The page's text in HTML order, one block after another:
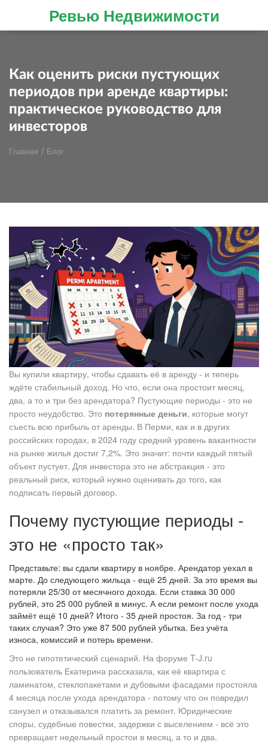
Ревью Недвижимости
Как оценить риски пустующих
периодов при аренде квартиры:
практическое руководство для
инвесторов
Главная / Блог
Вы купили квартиру, чтобы сдавать её в аренду - и теперь
ждёте стабильный доход. Но что, если она простоит месяц,
два, а то и три без арендатора? Пустующие периоды - это не
просто неудобство. Это потерянные деньги, которые могут
съесть всю прибыль от аренды. В Перми, как и в других
российских городах, в 2024 году средний уровень вакантности
на рынке жилья достиг 7,2%. Это значит: почти каждый пятый
объект пустует. Для инвестора это не абстракция - это
реальный риск, который нужно оценивать до того, как
подписать первый договор.
Почему пустующие периоды -
это не «просто так»
Представьте: вы сдали квартиру в ноябре. Арендатор уехал в
марте. До следующего жильца - ещё 25 дней. За это время вы
потеряли 25/30 от месячного дохода. Если ставка 30 000
рублей, это 25 000 рублей в минус. А если ремонт после ухода
займёт ещё 10 дней? Итого - 35 дней простоя. За год - три
таких случая? Это уже 87 500 рублей убытка. Без учёта
износа, комиссий и потерь времени.
Это не гипотетический сценарий. На форуме T-J.ru
пользователь Екатерина рассказала, как её квартира с
ламинатом, стеклопакетами и дубовыми фасадами простояла
4 месяца после ухода арендатора - потому что он повредил
санузел и отказывался платить за ремонт. Юридические
споры, судебные повестки, задержки с выселением - всё это
превращает недельный простои в месяц, а то и два.